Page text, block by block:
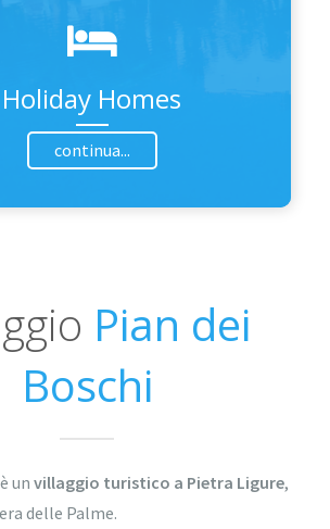
Holiday Homes
continua...
Pian dei
Boschi
un villaggio turistico a Pietra Ligure,
delle Palme.